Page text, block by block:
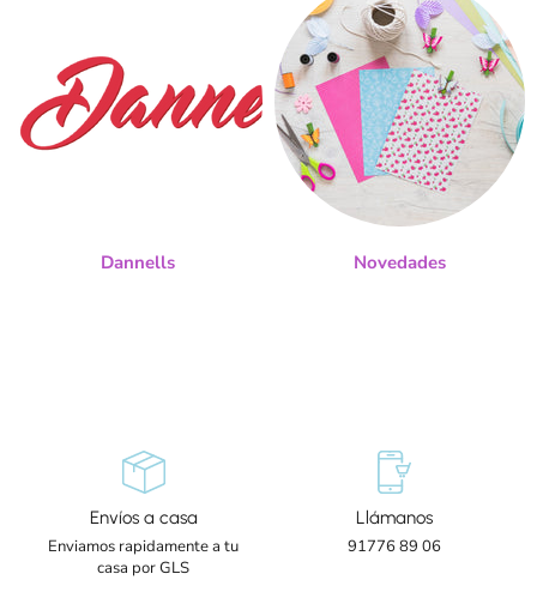
Dannells Novedades
Envíos a casa
Enviamos rapidamente a tu
casa por GLS
Llámanos
91776 89 06